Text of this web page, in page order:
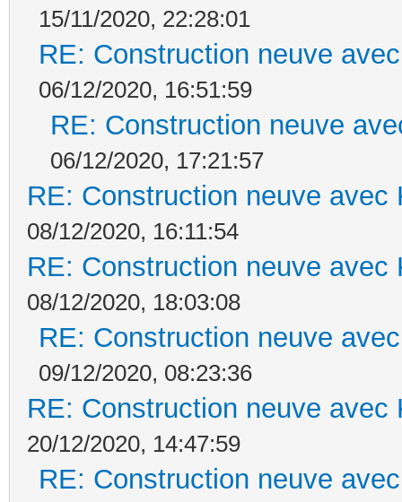
15/11/2020, 22:28:01
RE: Construction neuve
06/12/2020, 16:51:59
RE: Construction neuve
06/12/2020, 17:21:57
RE: Construction neuve avec
08/12/2020, 16:11:54
RE: Construction neuve avec
08/12/2020, 18:03:08
RE: Construction neuve
09/12/2020, 08:23:36
RE: Construction neuve avec
20/12/2020, 14:47:59
RE: Construction neuve